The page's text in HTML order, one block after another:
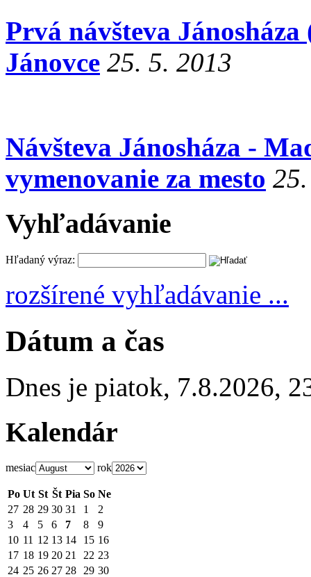
Prvá návšteva
Jánovce 25. 5. 2013
Návšteva Jánosháza -
vymenovanie za mesto
Vyhľadávanie
Hľadaný výraz:
rozšírené vyhľadávanie ...
Dátum a čas
Dnes je piatok, 7.8.2026,
Kalendár
mesiac rok
Po Ut St Št Pia So Ne
27 28 29 30 31 1
2
3
4 5 6 7 8
9
10 11 12 13 14 15 16
17 18 19 20 21 22 23
24 25 26 27 28 29 30